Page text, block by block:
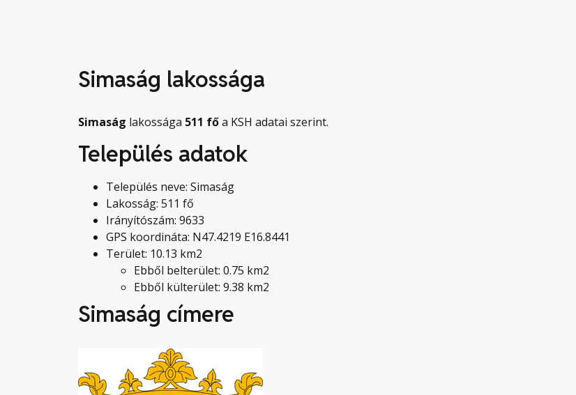
Simaság lakossága
Simaság lakossága 511 főa KSH adatai szerint.
Település adatok
Település neve: Simaság
Lakosság: 511 fő
Irányítószám: 9633
GPS koordináta: N47.4219 E16.8441
Terület: 10.13 km2
Ebből belterület: 0.75 km2
Ebből külterület: 9.38 km2
Simaság címere